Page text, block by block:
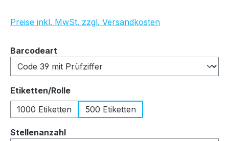
Preise inkl. MwSt. zzgl. Versandkosten
Barcodeart
Etiketten/Rolleauswählen
1000 Etiketten
500 Etiketten
Stellenanzahlauswählen